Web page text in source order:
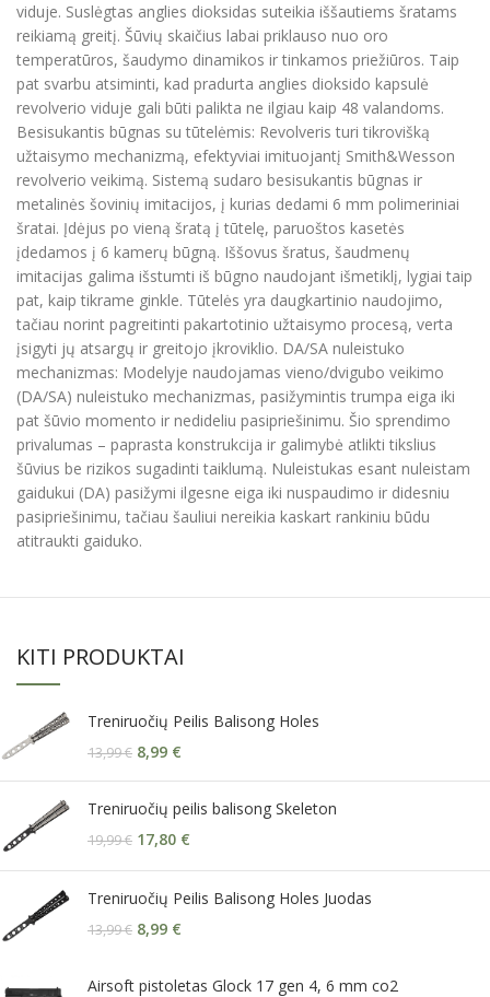
viduje. Suslėgtas anglies dioksidas suteikia iššautiems šratams
reikiamą greitį. Šūvių skaičius labai priklauso nuo oro
temperatūros, šaudymo dinamikos ir tinkamos priežiūros. Taip
pat svarbu atsiminti, kad pradurta anglies dioksido kapsulė
revolverio viduje gali būti palikta ne ilgiau kaip 48 valandoms.
Besisukantis būgnas su tūtelėmis: Revolveris turi tikrovišką
užtaisymo mechanizmą, efektyviai imituojantį Smith&Wesson
revolverio veikimą. Sistemą sudaro besisukantis būgnas ir
metalinės šovinių imitacijos, į kurias dedami 6 mm polimeriniai
šratai. Įdėjus po vieną šratą į tūtelę, paruoštos kasetės
įdedamos į 6 kamerų būgną. Iššovus šratus, šaudmenų
imitacijas galima išstumti iš būgno naudojant išmetiklį, lygiai taip
pat, kaip tikrame ginkle. Tūtelės yra daugkartinio naudojimo,
tačiau norint pagreitinti pakartotinio užtaisymo procesą, verta
įsigyti jų atsargų ir greitojo įkroviklio. DA/SA nuleistuko
mechanizmas: Modelyje naudojamas vieno/dvigubo veikimo
(DA/SA) nuleistuko mechanizmas, pasižymintis trumpa eiga iki
pat šūvio momento ir nedideliu pasipriešinimu. Šio sprendimo
privalumas – paprasta konstrukcija ir galimybė atlikti tikslius
šūvius be rizikos sugadinti taiklumą. Nuleistukas esant nuleistam
gaidukui (DA) pasižymi ilgesne eiga iki nuspaudimo ir didesniu
pasipriešinimu, tačiau šauliui nereikia kaskart rankiniu būdu
atitraukti gaiduko.
KITI PRODUKTAI
Treniruočių Peilis Balisong Holes
13,99€ 8,99 €
Treniruočių peilis balisong Skeleton
19,99€ 17,80 €
Treniruočių Peilis Balisong Holes Juodas
13,99€ 8,99 €
Airsoft pistoletas Glock 17 gen 4, 6 mm co2